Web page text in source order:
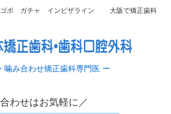
ボ ガチャ インビザライン 大阪で矯正歯科
わせはお気軽に／